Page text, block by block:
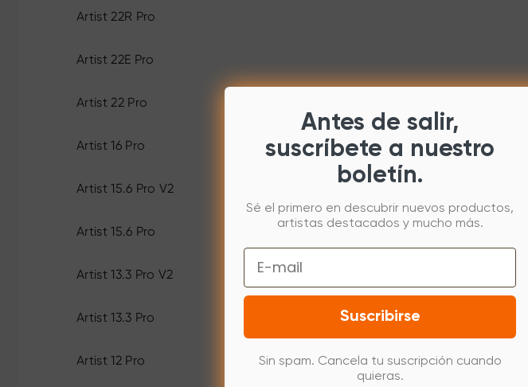
Artist 22R Pro
Artist 22E Pro
Artist 22 Pro
Artist 16 Pro
Artist 15.6 Pro V2
Artist 15.6 Pro
Artist 13.3 Pro V2
Artist 13.3 Pro
Artist 12 Pro
Antes de salir,
suscríbete a nuestro
boletín.
Sé el primero en descubrir nuevos productos,
artistas destacados y mucho más.
Email
Suscribirse
Sin spam. Cancela tu suscripción cuando
quieras.